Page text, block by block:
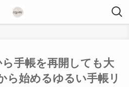
手帳を再開しても大
ら始めるゆるい手帳リ